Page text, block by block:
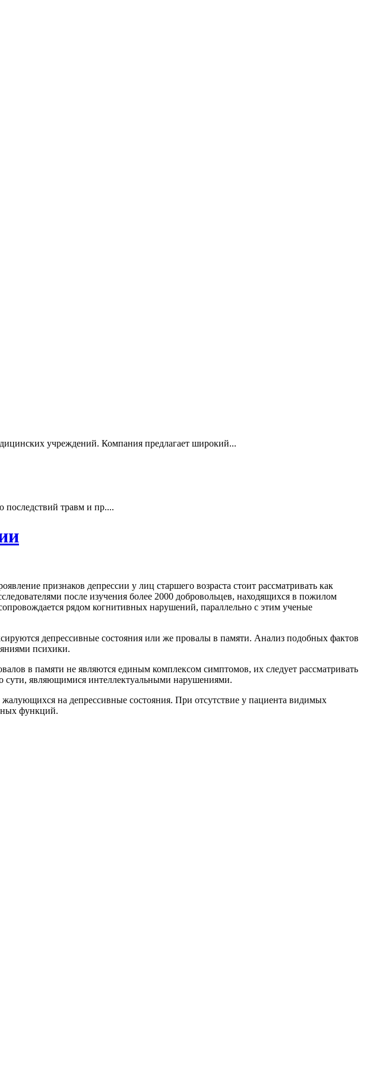
учреждений. Компания предлагает широкий...
травм и пр....
признаков депрессии у лиц старшего возраста стоит рассматривать как
после изучения более 2000 добровольцев, находящихся в пожилом
рядом когнитивных нарушений, параллельно с этим ученые
депрессивные состояния или же провалы в памяти. Анализ подобных фактов
психики.
в памяти не являются единым комплексом симптомов, их следует рассматривать
сути, являющимися интеллектуальными нарушениями.
на депрессивные состояния. При отсутствие у пациента видимых
функций.